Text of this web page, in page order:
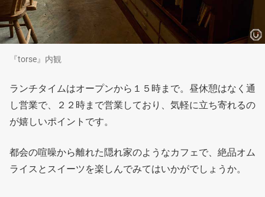
『torse』内観
ランチタイムはオープンから１５時まで。昼休憩はなく通
し営業で、２２時まで営業しており、気軽に立ち寄れるの
が嬉しいポイントです。
都会の喧噪から離れた隠れ家のようなカフェで、絶品オム
ライスとスイーツを楽しんでみてはいかがでしょうか。